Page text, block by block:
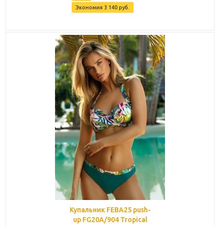
Экономия 3 140руб.
Купальник FEBA25 push-
up FG20A/904 Tropical